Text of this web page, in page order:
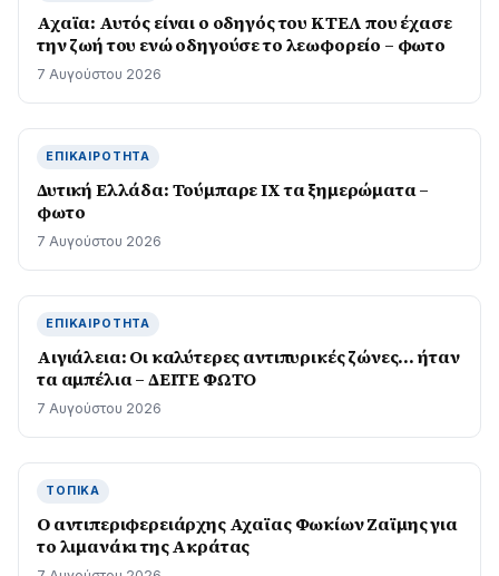
Αχαϊα: Αυτός είναι ο οδηγός του ΚΤΕΛ που έχασε
την ζωή του ενώ οδηγούσε το λεωφορείο – φωτο
7 Αυγούστου 2026
ΕΠΙΚΑΙΡΌΤΗΤΑ
Δυτική Ελλάδα: Τούμπαρε ΙΧ τα ξημερώματα –
φωτο
7 Αυγούστου 2026
ΕΠΙΚΑΙΡΌΤΗΤΑ
Αιγιάλεια: Οι καλύτερες αντιπυρικές ζώνες… ήταν
τα αμπέλια – ΔΕΙΤΕ ΦΩΤΟ
7 Αυγούστου 2026
ΤΟΠΙΚΆ
O αντιπεριφερειάρχης Αχαϊας Φωκίων Ζαϊμης για
το λιμανάκι της Ακράτας